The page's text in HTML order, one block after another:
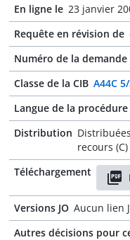
En ligne le 23 janvier
Requête en révision de
Numéro de la demande
Classe de la CIB A44C
Langue de la procédure
Distribution
recours (C)
Téléchargement
Versions JO Aucun lien
Autres décisions pour